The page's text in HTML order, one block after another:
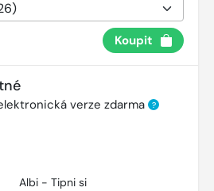
Koupit
verze zdarma ?
Albi - Tipni si